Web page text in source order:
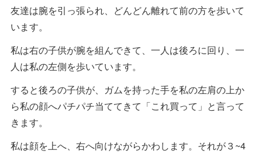
友達は腕を引っ張られ、どんどん離れて前の方を歩いて
います。
私は右の子供が腕を組んできて、一人は後ろに回り、一
人は私の左側を歩いています。
すると後ろの子供が、ガムを持った手を私の左肩の上か
ら私の顔へパチパチ当ててきて「これ買って」と言って
きます。
私は顔を上へ、右へ向けながらかわします。それが３~4